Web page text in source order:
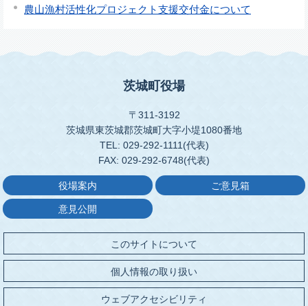
農山漁村活性化プロジェクト支援交付金について
茨城町役場
〒311-3192
茨城県東茨城郡茨城町大字小堤1080番地
TEL: 029-292-1111(代表)
FAX: 029-292-6748(代表)
役場案内 ご意見箱
意見公開
このサイトについて
個人情報の取り扱い
ウェブアクセシビリティ